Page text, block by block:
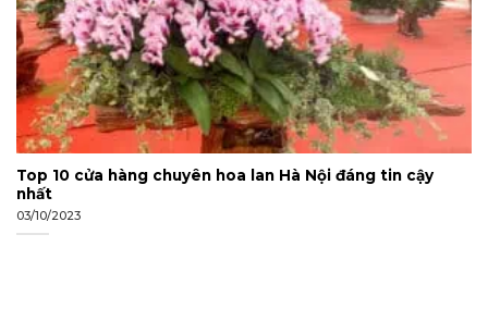
Top 10 cửa hàng chuyên hoa lan Hà Nội đáng tin cậy
nhất
03/10/2023